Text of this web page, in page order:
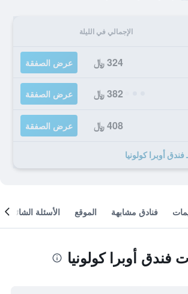
الإجمالي في الليلة
324 ﷼ عرض الصفقة
382 ﷼ عرض الصفقة
408 ﷼ عرض الصفقة
فنادق مشابهة الموقع الأسئلة الشائعة
أوبرا كولونيا